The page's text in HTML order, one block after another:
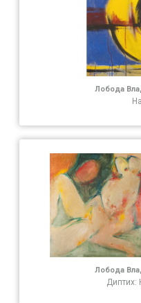
Лобода
Лобода
Диптих: